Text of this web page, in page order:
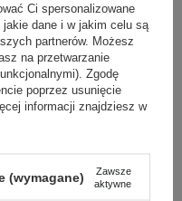
7
17,00 zł
DODAJ DO KOSZYKA
Ci spersonalizowane
dane i w jakim celu są
partnerów. Możesz
na przetwarzanie
Zgodę
poprzez usunięcie
informacji znajdziesz w
(wymagane)
Zawsze
aktywne